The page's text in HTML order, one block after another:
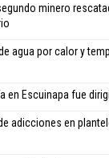
minero
agua por calor y
en Escuinapa fue
adicciones en